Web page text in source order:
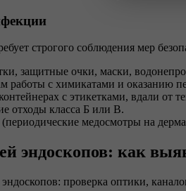
строгого соблюдения мер
защитные очки, маски,
работы с химикатами и оказанию
с этикетками, вдали от
отходы класса Б или В.
медосмотры на
эндоскопов: как